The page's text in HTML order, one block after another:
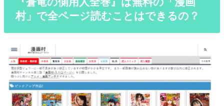
村」で全ページ読むことはできるの？